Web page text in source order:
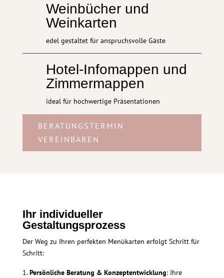
Weinbücher und
Weinkarten
edel gestaltet für anspruchsvolle Gäste
Hotel-Infomappen und
Zimmermappen
ideal für hochwertige Präsentationen
BERATUNGSTERMIN
VEREINBAREN
Ihr individueller
Gestaltungsprozess
Der Weg zu Ihren perfekten Menükarten erfolgt Schritt für
Schritt:
Persönliche Beratung & Konzeptentwicklung: Ihre